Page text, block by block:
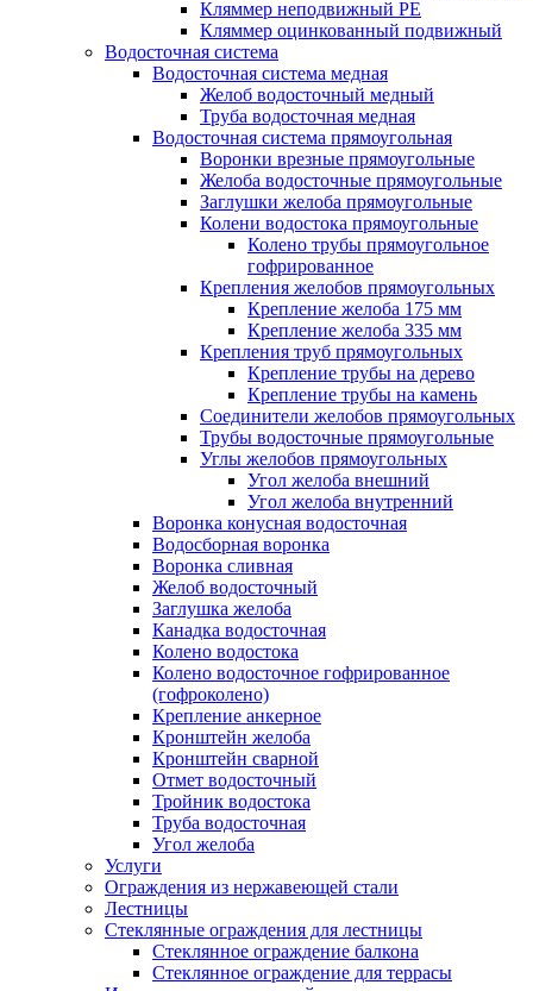
Кляммер неподвижный PE
Кляммер оцинкованный подвижный
Водосточная система
Водосточная система медная
Желоб водосточный медный
Труба водосточная медная
Водосточная система прямоугольная
Воронки врезные прямоугольные
Желоба водосточные прямоугольные
Заглушки желоба прямоугольные
Колени водостока прямоугольные
Колено трубы прямоугольное
гофрированное
Крепления желобов прямоугольных
Крепление желоба 175 мм
Крепление желоба 335 мм
Крепления труб прямоугольных
Крепление трубы на дерево
Крепление трубы на камень
Соединители желобов прямоугольных
Трубы водосточные прямоугольные
Углы желобов прямоугольных
Угол желоба внешний
Угол желоба внутренний
Воронка конусная водосточная
Водосборная воронка
Воронка сливная
Желоб водосточный
Заглушка желоба
Канадка водосточная
Колено водостока
Колено водосточное гофрированное
(гофроколено)
Крепление анкерное
Кронштейн желоба
Кронштейн сварной
Отмет водосточный
Тройник водостока
Труба водосточная
Угол желоба
Услуги
Ограждения из нержавеющей стали
Лестницы
Стеклянные ограждения для лестницы
Стеклянное ограждение балкона
Стеклянное ограждение для террасы